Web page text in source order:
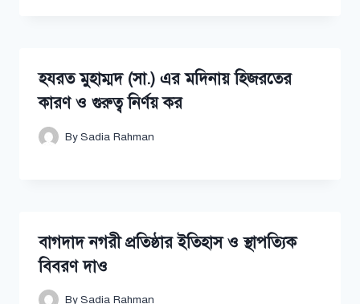
হযরত মুহাম্মদ (সা.) এর মদিনায় হিজরতের
কারণ ও গুরুত্ব নির্ণয় কর
BySadia Rahman
বাগদাদ নগরী প্রতিষ্ঠার ইতিহাস ও স্থাপত্যিক
বিবরণ দাও
BySadia Rahman